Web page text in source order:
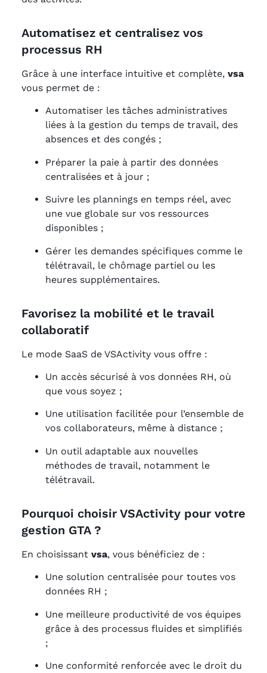
Automatisez et centralisez vos
processus RH
Grâce à une interface intuitive et complète, vsa
vous permet de :
Automatiser les tâches administratives
liées à la gestion du temps de travail, des
absences et des congés ;
Préparer la paie à partir des données
centralisées et à jour ;
Suivre les plannings en temps réel, avec
une vue globale sur vos ressources
disponibles ;
Gérer les demandes spécifiques comme le
télétravail, le chômage partiel ou les
heures supplémentaires.
Favorisez la mobilité et le travail
collaboratif
Le mode SaaS de VSActivity vous offre :
Un accès sécurisé à vos données RH, où
que vous soyez ;
Une utilisation facilitée pour l’ensemble de
vos collaborateurs, même à distance ;
Un outil adaptable aux nouvelles
méthodes de travail, notamment le
télétravail.
Pourquoi choisir VSActivity pour votre
gestion GTA ?
En choisissant vsa, vous bénéficiez de :
Une solution centralisée pour toutes vos
données RH ;
Une meilleure productivité de vos équipes
grâce à des processus fluides et simplifiés
;
Une conformité renforcée avec le droit du